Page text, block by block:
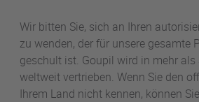
Wir bitten Sie, sich an Ihren
zu wenden, der für unsere gesamte
geschult ist. Goupil wird in mehr als
weltweit vertrieben. Wenn Sie den
Ihrem Land nicht kennen, können